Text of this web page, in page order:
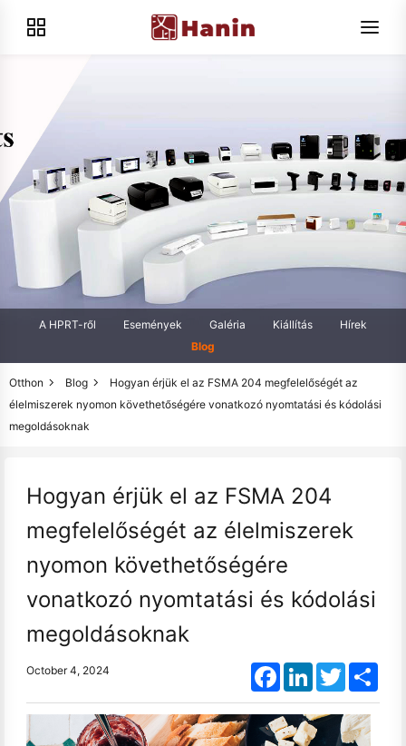
A HPRT-ről Események Galéria Kiállítás
Hírek
Blog
Otthon Blog
Hogyan érjük el az FSMA 204 megfelelőségét az
élelmiszerek nyomon követhetőségére vonatkozó nyomtatási és kódolási
megoldásoknak
Hogyan érjük el az FSMA 204
megfelelőségét az élelmiszerek
nyomon követhetőségére
vonatkozó nyomtatási és kódolási
megoldásoknak
October 4, 2024 FacebookLinkedInTwitter